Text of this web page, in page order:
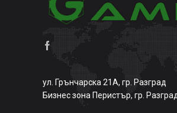
ул. Грънчарска 21А, гр. Разград
Бизнес зона Перистър, гр.